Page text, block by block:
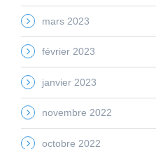
mars 2023
février 2023
janvier 2023
novembre 2022
octobre 2022